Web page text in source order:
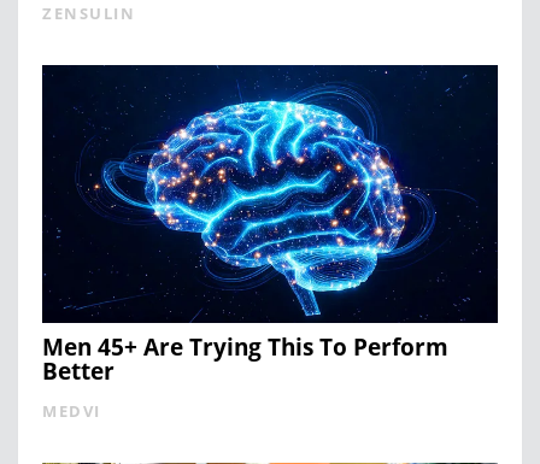
ZENSULIN
Men 45+ Are Trying This To Perform
Better
MEDVI